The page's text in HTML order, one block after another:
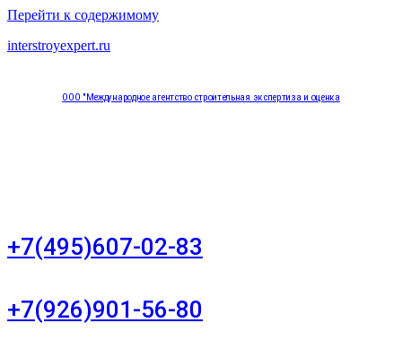
Перейти к содержимому
interstroyexpert.ru
ООО "Международное агентство строительная экспертиза и оценка
+7(495)607-02-83
+7(926)901-56-80